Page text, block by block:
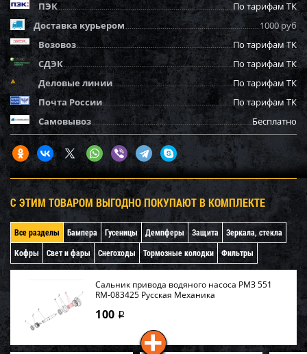
ПЭК
По тарифам ТК
Доставка курьером
1000 руб
Возовоз
По тарифам ТК
СДЭК
По тарифам ТК
Деловые линии
По тарифам ТК
Почта России
По тарифам ТК
Самовывоз
Бесплатно
С ЭТИМ ТОВАРОМ ВЫГОДНО ПОКУПАЮТ В КОМПЛЕКТЕ
Все разделы Бампера Гусеницы Демпферы Защита
Зеркала, стекла
Кофры
Свет и фары Снегоходы Тормозные колодки Фильтры
Сальник привода водяного насоса РМЗ 551
RM-083425 Русская Механика
100 i